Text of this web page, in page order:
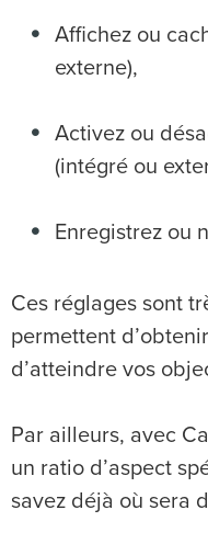
Affichez ou
externe),
Activez ou
(intégré ou
Enregistrez ou
Ces réglages sont
permettent
d’atteindre vos
Par ailleurs, avec
un ratio d’aspect
savez déjà où sera